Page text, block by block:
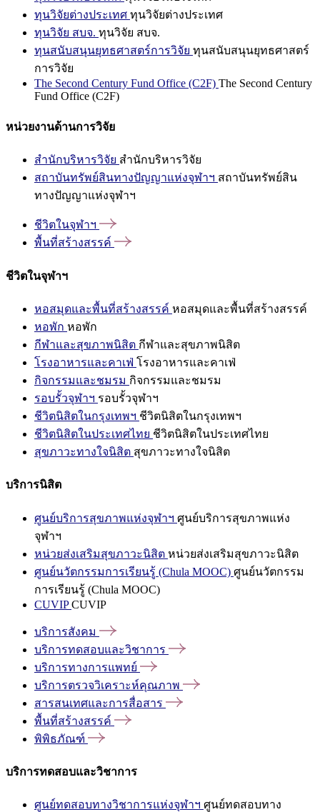
ทุนวิจัยต่างประเทศ ทุนวิจัยต่างประเทศ
ทุนวิจัย สบจ. ทุนวิจัย สบจ.
ทุนสนับสนุนยุทธศาสตร์การวิจัย ทุนสนับสนุนยุทธศาสตร์
การวิจัย
The Second Century Fund Office (C2F) The Second Century
Fund Office (C2F)
หน่วยงานด้านการวิจัย
สำนักบริหารวิจัย สำนักบริหารวิจัย
สถาบันทรัพย์สินทางปัญญาแห่งจุฬาฯ สถาบันทรัพย์สิน
ทางปัญญาแห่งจุฬาฯ
ชีวิตในจุฬาฯ
พื้นที่สร้างสรรค์
ชีวิตในจุฬาฯ
หอสมุดและพื้นที่สร้างสรรค์ หอสมุดและพื้นที่สร้างสรรค์
หอพัก หอพัก
กีฬาและสุขภาพนิสิต กีฬาและสุขภาพนิสิต
โรงอาหารและคาเฟ่ โรงอาหารและคาเฟ่
กิจกรรมและชมรม กิจกรรมและชมรม
รอบรั้วจุฬาฯ รอบรั้วจุฬาฯ
ชีวิตนิสิตในกรุงเทพฯ ชีวิตนิสิตในกรุงเทพฯ
ชีวิตนิสิตในประเทศไทย ชีวิตนิสิตในประเทศไทย
สุขภาวะทางใจนิสิต สุขภาวะทางใจนิสิต
บริการนิสิต
ศูนย์บริการสุขภาพแห่งจุฬาฯ ศูนย์บริการสุขภาพแห่ง
จุฬาฯ
หน่วยส่งเสริมสุขภาวะนิสิต หน่วยส่งเสริมสุขภาวะนิสิต
ศูนย์นวัตกรรมการเรียนรู้ (Chula MOOC) ศูนย์นวัตกรรม
การเรียนรู้ (Chula MOOC)
CUVIPCUVIP
บริการสังคม
บริการทดสอบและวิชาการ
บริการทางการแพทย์
บริการตรวจวิเคราะห์คุณภาพ
สารสนเทศและการสื่อสาร
พื้นที่สร้างสรรค์
พิพิธภัณฑ์
บริการทดสอบและวิชาการ
ศูนย์ทดสอบทางวิชาการแห่งจุฬาฯ ศูนย์ทดสอบทาง